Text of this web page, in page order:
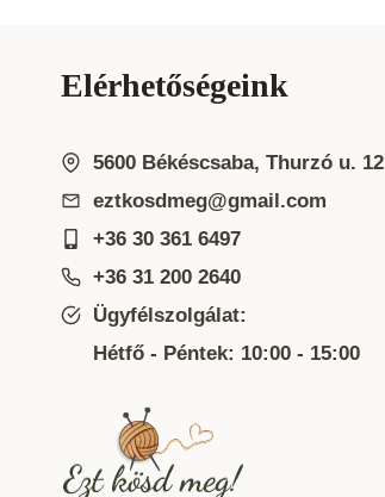
Elérhetőségeink
5600 Békéscsaba, Thurzó u. 12
eztkosdmeg@gmail.com
+36 30 361 6497
+36 31 200 2640
Ügyfélszolgálat:
Hétfő - Péntek: 10:00 - 15:00